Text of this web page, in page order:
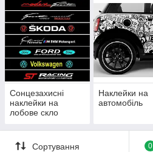
Сонцезахисні
наклейки на
лобове скло
Наклейки на
автомобіль
Сортування 0